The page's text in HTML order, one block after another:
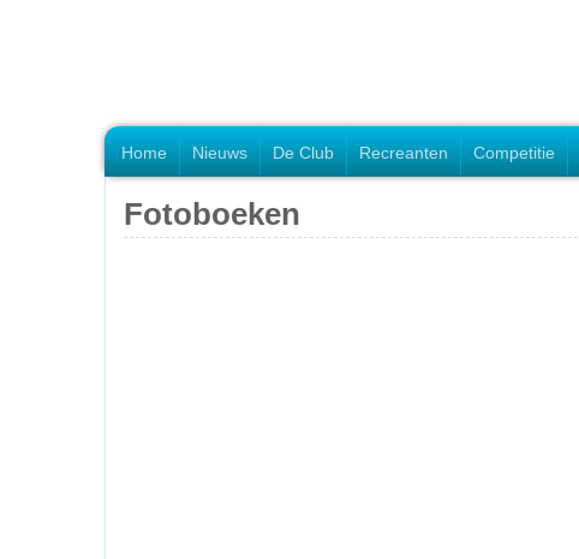
Home Nieuws De Club Recreanten Competitie
Fotoboeken